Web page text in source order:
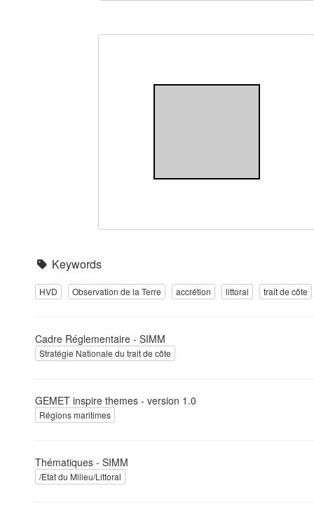
Keywords
HVD Observation de la Terre accrétion littoral trait de côte
Cadre Réglementaire - SIMM
Stratégie Nationale du trait de côte
GEMET inspire themes - version 1.0
Régions maritimes
Thématiques - SIMM
/Etat du Milieu/Littoral